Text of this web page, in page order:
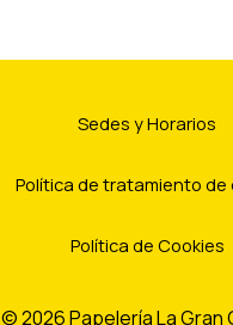
Sedes y Horarios
Política de tratamiento de
Política de Cookies
© 2026 Papelería La Gran